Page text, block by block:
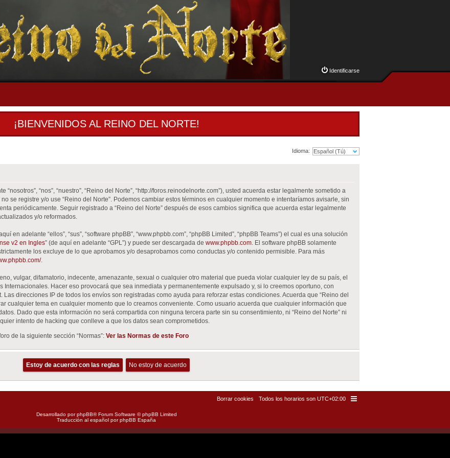
Identificarse
¡BIENVENIDOS AL REINO DEL NORTE!
Idioma:
“nos”, “nuestro”, “Reino del Norte”, “http://foros.reinodelnorte.com”), usted acuerda estar legalmente sometido a
se registre y/o use “Reino del Norte”. Podemos cambiar estos términos en cualquier momento e intentaríamos avisarle, sin
periódicamente. Seguir registrado a “Reino del Norte” después de esos cambios significa que acuerda estar legalmente
y/o reformados.
en adelante “ellos”, “sus”, “software phpBB”, “www.phpbb.com”, “phpBB Limited”, “phpBB Teams”) el cual es una solución
v2 en Ingles” (de aquí en adelante “GPL”) y puede ser descargada de www.phpbb.com . El software phpBB solamente
los excluye de lo que aprobamos y/o desaprobamos como conductas y/o contenido permisible. Para más
.
vulgar, difamatorio, indecente, amenazante, sexual o cualquier otro material que pueda violar cualquier ley de su país, el
Internacionales. Hacer eso provocará que sea inmediata y permanentemente expulsado y, si lo creemos oportuno, con
direcciones IP de todos los envíos son registradas como ayuda para reforzar estas condiciones. Acuerda que “Reino del
cualquier tema en cualquier momento que lo creamos conveniente. Como usuario acuerda que cualquier información que
Dado que esta información no será compartida con ninguna tercera parte sin su consentimiento, ni “Reino del Norte” ni
intento de hacking que conlleve a que los datos sean comprometidos.
de la siguiente sección “Normas”: Ver las Normas de este Foro
Todos los horarios son UTC+02:00
Borrar cookies
Desarrollado porphpBB® Forum Software © phpBB Limited
Traducción al español porphpBB España